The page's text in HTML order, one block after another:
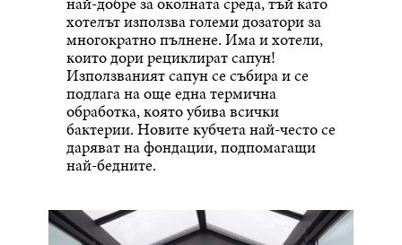
хотелът използва големи дозатори за
многократно пълнене. Има и хотели,
които дори рециклират сапун!
Използваният сапун се събира и се
подлага на още една термична
обработка, която убива всички
бактерии. Новите кубчета най-често се
даряват на фондации, подпомагащи
най-бедните.